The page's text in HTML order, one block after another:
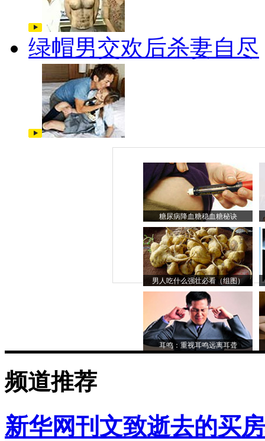
绿帽男交欢后杀妻自尽
糖尿病降血糖稳血糖秘诀
男人吃什么强壮必看（组图）
耳鸣：重视耳鸣远离耳聋
频道推荐
新华网刊文致逝去的买